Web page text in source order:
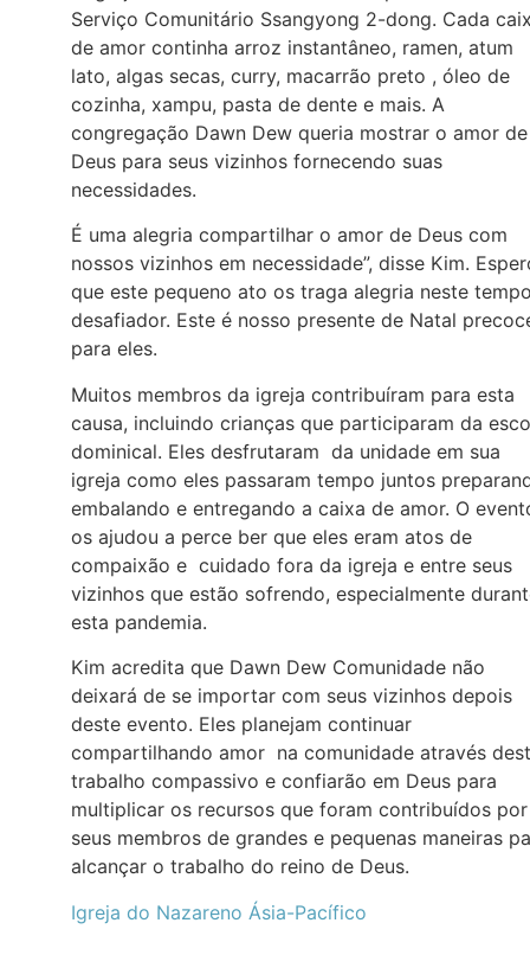
Serviço Comunitário Ssangyong 2-dong. Cada
de amor continha arroz instantâneo, ramen, atum
lato, algas secas, curry, macarrão preto , óleo de
cozinha, xampu, pasta de dente e mais. A
congregação Dawn Dew queria mostrar o amor de
Deus para seus vizinhos fornecendo suas
necessidades.
É uma alegria compartilhar o amor de Deus com
nossos vizinhos em necessidade”, disse Kim.
que este pequeno ato os traga alegria neste
desafiador. Este é nosso presente de Natal
para eles.
Muitos membros da igreja contribuíram para esta
causa, incluindo crianças que participaram da
dominical. Eles desfrutaram da unidade em sua
igreja como eles passaram tempo juntos
embalando e entregando a caixa de amor. O
os ajudou a perce ber que eles eram atos de
compaixão e cuidado fora da igreja e entre seus
vizinhos que estão sofrendo, especialmente
esta pandemia.
Kim acredita que Dawn Dew Comunidade não
deixará de se importar com seus vizinhos depois
deste evento. Eles planejam continuar
compartilhando amor na comunidade através
trabalho compassivo e confiarão em Deus para
multiplicar os recursos que foram contribuídos por
seus membros de grandes e pequenas maneiras
alcançar o trabalho do reino de Deus.
Igreja do Nazareno Ásia-Pacífico